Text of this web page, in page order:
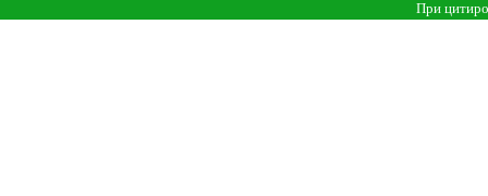
При